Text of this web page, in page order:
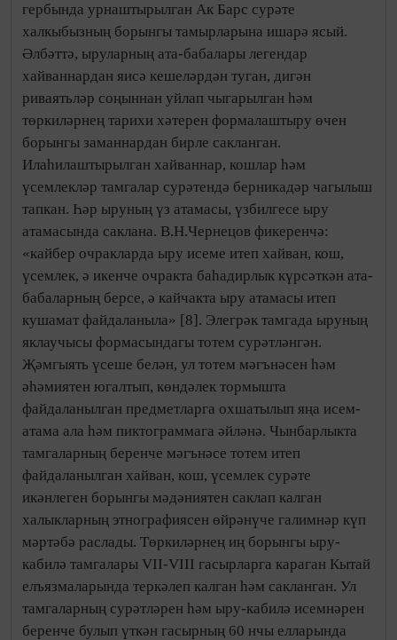
гербында урнаштырылган Ак Барс сурәте
халкыбызның борынгы тамырларына ишарә ясый.
Әлбәттә, ыруларның ата-бабалары легендар
хайваннардан яисә кешеләрдән туган, дигән
риваятьләр соңыннан уйлап чыгарылган һәм
төркиләрнең тарихи хәтерен формалаштыру өчен
борынгы заманнардан бирле сакланган.
Илаһилаштырылган хайваннар, кошлар һәм
үсемлекләр тамгалар сурәтендә бер­никадәр чагылыш
тапкан. Һәр ыруның үз атамасы, үзбилгесе ыру
атамасында саклана. В.Н.Чернецов фикеренчә:
«кайбер очракларда ыру исеме итеп хайван, кош,
үсемлек, ә икенче очракта баһадирлык күрсәткән ата-
бабаларның берсе, ә кайчакта ыру атамасы итеп
кушамат файдаланыла» [8]. Элегрәк тамгада ыруның
яклаучысы формасындагы тотем сурәтләнгән.
Җәмгыять үсеше белән, ул тотем мәгънәсен һәм
әһәмиятен югалтып, көндәлек тормышта
файдаланылган предметларга охшатылып яңа исем-
атама ала һәм пиктограммага әйләнә. Чынбарлыкта
тамгаларның беренче мәгънәсе тотем итеп
файдаланылган хайван, кош, үсемлек сурәте
икәнлеген борынгы мәдәниятен саклап калган
халыкларның этнографиясен өйрәнүче галимнәр күп
мәртәбә раслады. Төркиләрнең иң борынгы ыру-
кабилә тамгалары VII-VIII гасырларга караган Кытай
елъязмаларында теркәлеп калган һәм сакланган. Ул
тамгаларның сурәтләрен һәм ыру-кабилә исемнәрен
беренче булып үткән гасырның 60 нчы елларында